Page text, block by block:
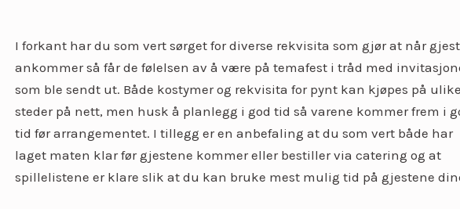
I forkant har du som vert sørget for diverse rekvisita som gjør at når
ankommer så får de følelsen av å være på temafest i tråd med
som ble sendt ut. Både kostymer og rekvisita for pynt kan kjøpes på ulike
steder på nett, men husk å planlegg i god tid så varene kommer frem i
tid før arrangementet. I tillegg er en anbefaling at du som vert både har
laget maten klar før gjestene kommer eller bestiller via catering og at
spillelistene er klare slik at du kan bruke mest mulig tid på gjestene